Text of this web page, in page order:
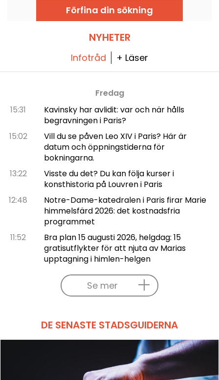
Förfina din sökning
NYHETER
Infotråd + Läser
Fredag
15:31
Kavinsky har avlidit: var och när hålls
begravningen i Paris?
15:02
Vill du se påven Leo XIV i Paris? Här är
datum och öppningstiderna för
bokningarna.
13:22
Visste du det? Du kan följa kurser i
konsthistoria på Louvren i Paris
12:48
Notre-Dame-katedralen i Paris firar Marie
himmelsfärd 2026: det kostnadsfria
programmet
11:52
Bra plan 15 augusti 2026, helgdag: 15
gratisutflykter för att njuta av Marias
upptagning i himlen-helgen
Se mer
DE SENASTE STADSGUIDERNA